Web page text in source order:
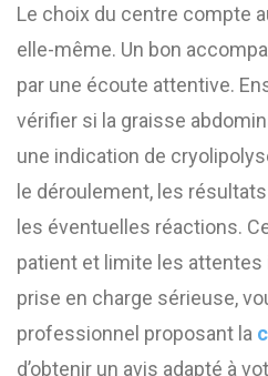
Le choix du centre compte
elle-même. Un bon
par une écoute attentive.
vérifier si la graisse
une indication de
le déroulement, les
les éventuelles réactions.
patient et limite les attentes
prise en charge sérieuse,
professionnel proposant la
d’obtenir un avis adapté à